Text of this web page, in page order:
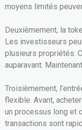
moyens limités
Deuxièmement, la
Les investisseurs
plusieurs propriétés.
auparavant.
Troisièmement,
flexible. Avant,
un processus long et
transactions sont